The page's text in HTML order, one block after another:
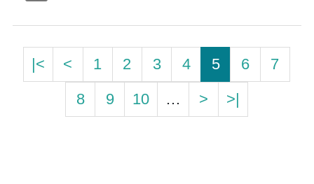
|< < 1 2 3 4 5 6
7
8
9 10 … > >|